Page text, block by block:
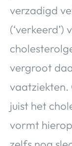
verzadigd
vergroot
juist het
vormt